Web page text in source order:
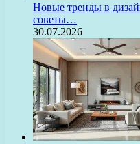
Новые тренды в
советы…
30.07.2026